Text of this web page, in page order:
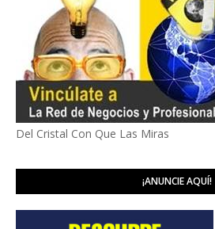
Del Cristal Con Que Las Miras
¡ANUNCIE AQUÍ!